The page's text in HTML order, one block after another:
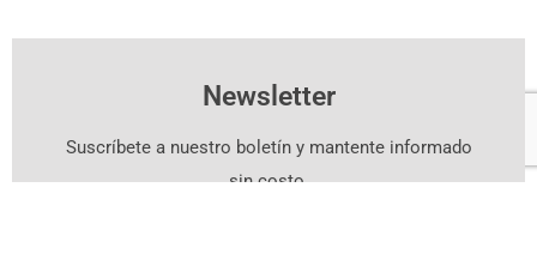
Newsletter
Suscríbete a nuestro boletín y mantente informado
sin costo.